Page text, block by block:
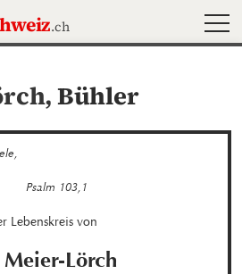
.ch
Bühler
Psalm 103,1
Lebenskreis von
Meier-Lörch